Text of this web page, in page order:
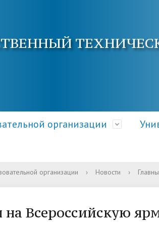
организации
Документы
Образовательные стандарты
требования
Кафедры АнГТУ
Наука и инновации
Документы и справки
Общежитие
организации › Новости ›
Всероссийскую